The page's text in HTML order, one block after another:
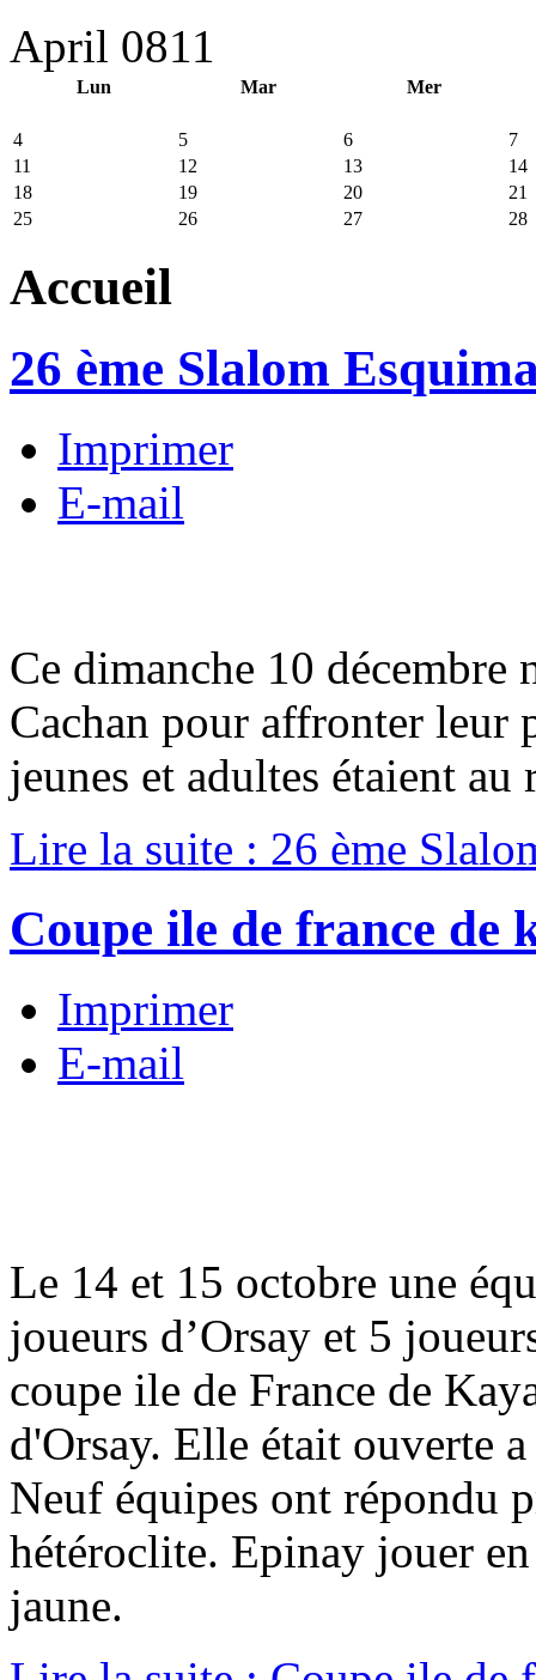
April 0811
Lun Mar Mer
4 5 6
7
11
12 13
14
18
19 20
21
25
26 27 28
Accueil
26 ème Slalom
Imprimer
E-mail
Ce dimanche 10 décembre
Cachan pour affronter leur
jeunes et adultes étaient au
Lire la suite : 26 ème
Coupe ile de france de
Imprimer
E-mail
Le 14 et 15 octobre une
joueurs d’Orsay et 5
coupe ile de France de
d'Orsay. Elle était ouverte
Neuf équipes ont répondu
hétéroclite. Epinay jouer
jaune.